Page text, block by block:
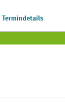
Termindetails